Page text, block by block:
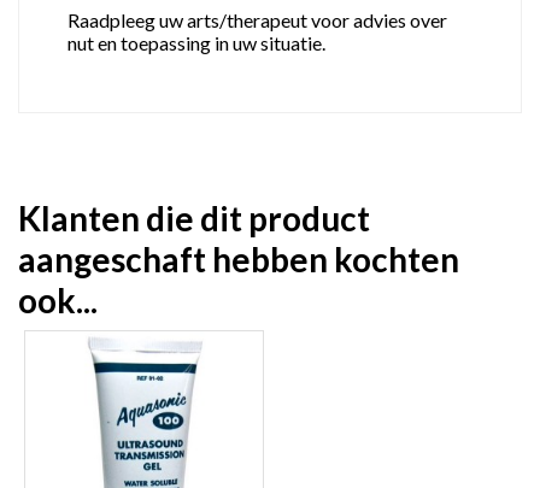
Raadpleeg uw arts/therapeut voor advies over
nut en toepassing in uw situatie.
Klanten die dit product
aangeschaft hebben kochten
ook...